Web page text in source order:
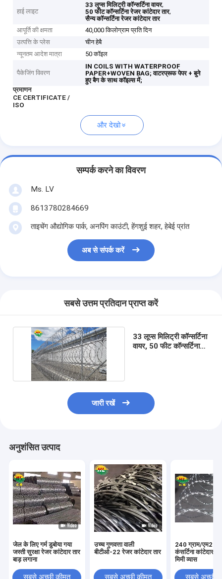
हाई लाइट
33 लूप्स मिलिट्री कॉन्सर्टिना वायर,
50 फीट कॉन्सर्टिना रेजर कांटेदार तार,
सैन्य कॉन्सर्टिना रेजर कांटेदार तार
आपूर्ति की क्षमता
40,000 किलोग्राम प्रति दिन
उत्पत्ति के प्लेस
चीन हेबै
न्यूनतम आदेश मात्रा
50 कॉइल
पैकेजिंग विवरण
IN COILS WITH WATERPROOF
PAPER+WOVEN BAG; वाटरप्रूफ पेपर + बुने
हुए बैग के साथ कॉइल्स में;
प्रमाणन
CE CERTIFICATE /
ISO
और देखो
सम्पर्क करने का विवरण
Ms. LV
8613780284669
ताइचेंग औद्योगिक पार्क, अनपिंग काउंटी, हेंगशुई शहर, हेबेई प्रांत
अब से संपर्क करें
सबसे उत्तम प्रतिदान प्राप्त करें
33 लूप्स मिलिट्री कॉन्सर्टिना
वायर, 50 फीट कॉन्सर्टिना
जारी रखें
अनुशंसित उत्पाद
जेल के लिए गर्म डुबोया गया
जस्ती सुरक्षा रेजर कांटेदार तार
बाड़ लगाना
उच्च गुणवत्ता वाली
बीटीओ-22 रेजर कांटेदार तार
240 ग्राम/एम2
कंसर्टिना कांटेदार
मिमी व्यास